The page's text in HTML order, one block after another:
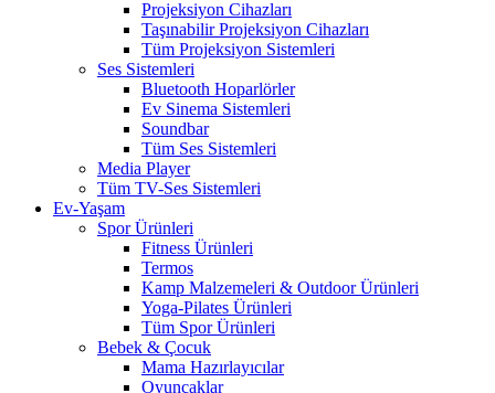
Projeksiyon Cihazları
Taşınabilir Projeksiyon Cihazları
Tüm Projeksiyon Sistemleri
Ses Sistemleri
Bluetooth Hoparlörler
Ev Sinema Sistemleri
Soundbar
Tüm Ses Sistemleri
Media Player
Tüm TV-Ses Sistemleri
Ev-Yaşam
Spor Ürünleri
Fitness Ürünleri
Termos
Kamp Malzemeleri & Outdoor Ürünleri
Yoga-Pilates Ürünleri
Tüm Spor Ürünleri
Bebek & Çocuk
Mama Hazırlayıcılar
Oyuncaklar